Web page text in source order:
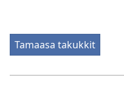
Tamaasa takukkit